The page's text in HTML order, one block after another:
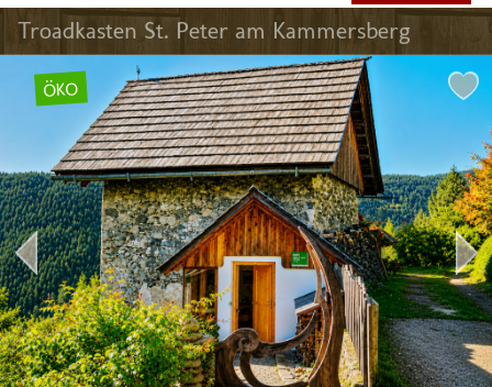
Troadkasten St. Peter am Kammersberg
ÖKO